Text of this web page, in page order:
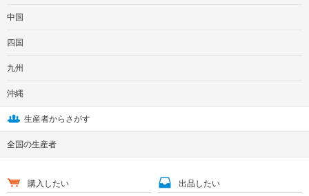
中国
四国
九州
沖縄
生産者からさがす
全国の生産者
購入したい 出品したい